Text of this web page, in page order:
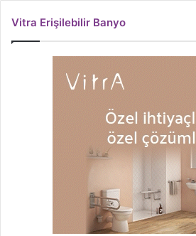
Vitra Erişilebilir Banyo